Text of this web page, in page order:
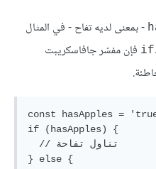
- بمعنى لديه تفاح - في المثال
فإن مفسّر جافاسكريبت
const hasApples =
if (hasApples) {
} else {